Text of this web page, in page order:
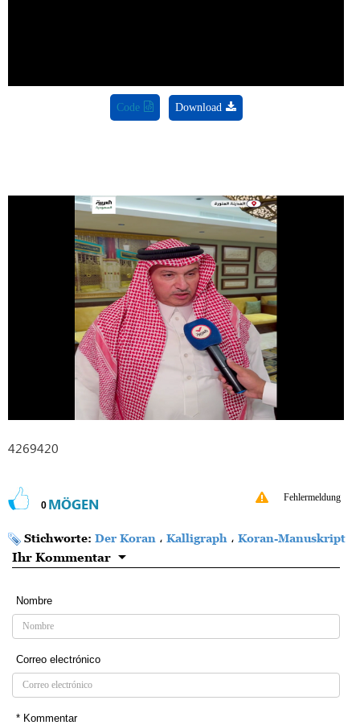
Code Download
4269420
0 MÖGEN Fehlermeldung
Stichworte: Der Koran ، Kalligraph ، Koran-Manuskript
Ihr Kommentar
Nombre
Correo electrónico
* Kommentar